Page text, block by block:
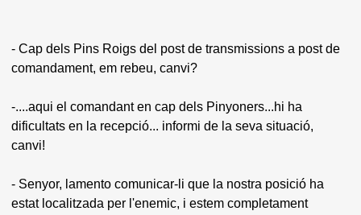
- Cap dels Pins Roigs del post de transmissions a post de
comandament, em rebeu, canvi?
-....aqui el comandant en cap dels Pinyoners...hi ha
dificultats en la recepció... informi de la seva situació,
canvi!
- Senyor, lamento comunicar-li que la nostra posició ha
estat localitzada per l'enemic, i estem completament